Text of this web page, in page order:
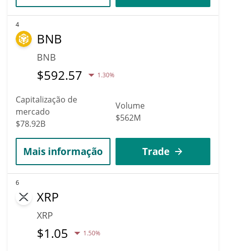
4
BNB
BNB
$592.57 1.30%
Capitalização de
mercado
$78.92B
Volume
$562M
Mais informação Trade
6
XRP
XRP
$1.05 1.50%